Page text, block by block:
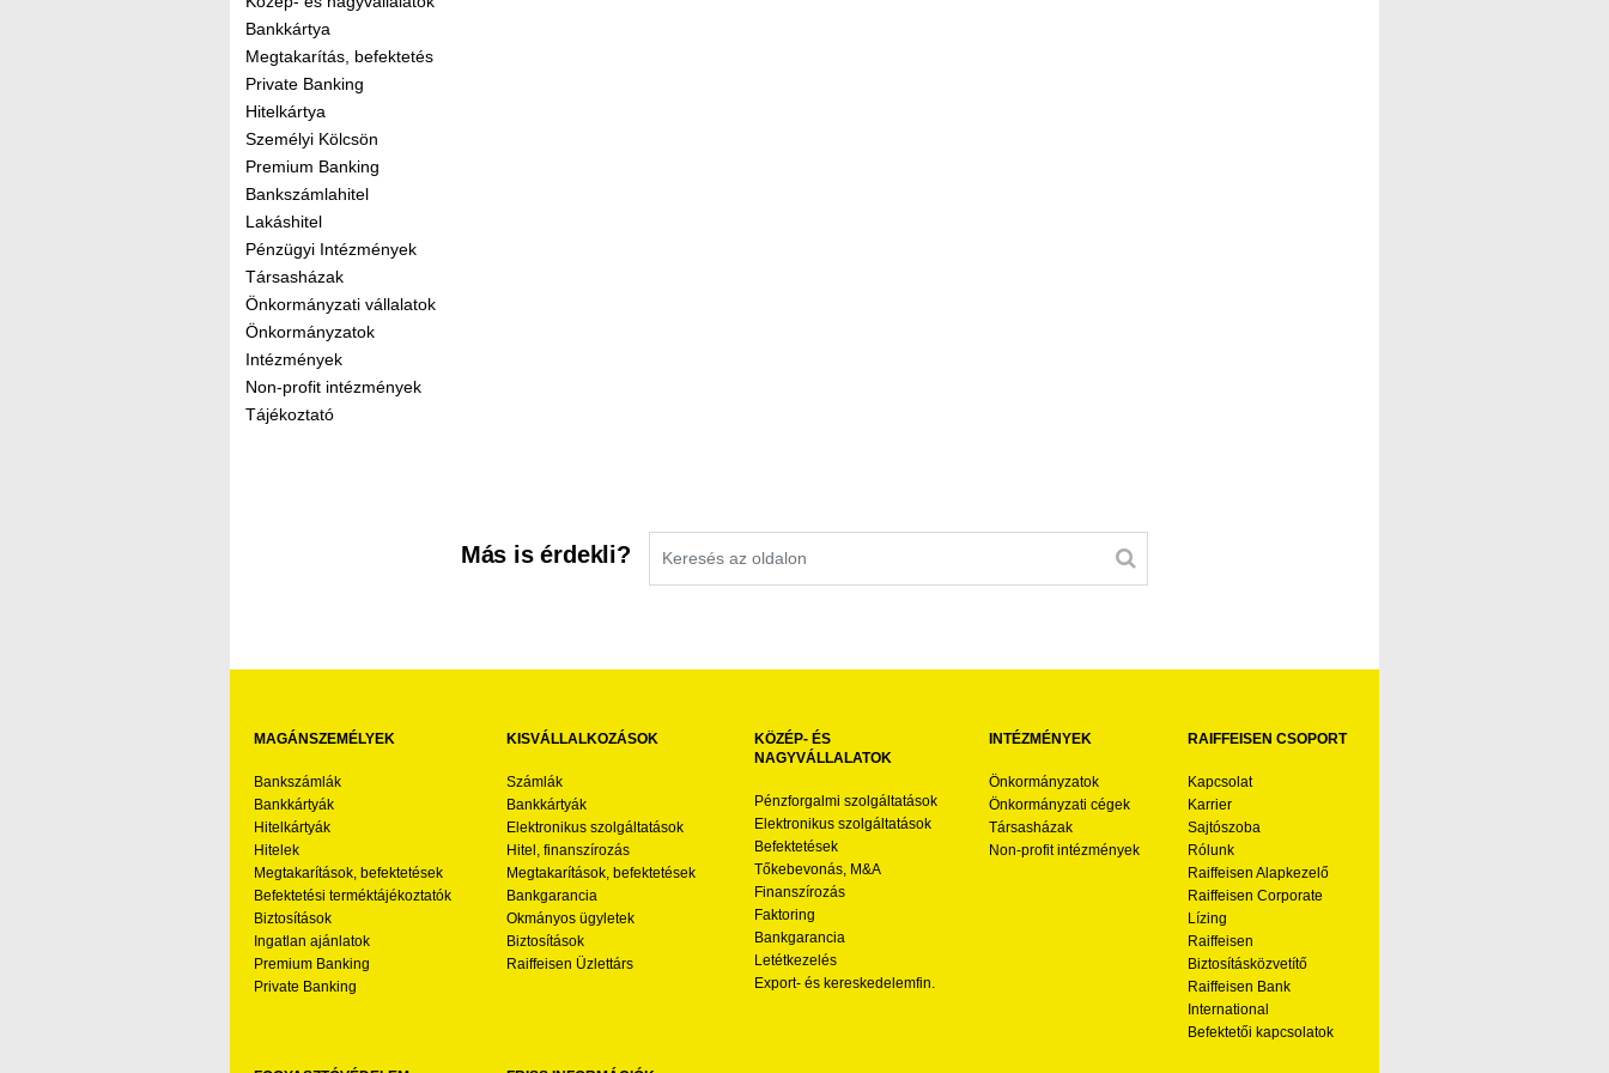
Bankkártya
Megtakarítás, befektetés
Private Banking
Hitelkártya
Személyi Kölcsön
Premium Banking
Bankszámlahitel
Lakáshitel
Pénzügyi Intézmények
Társasházak
Önkormányzati vállalatok
Önkormányzatok
Intézmények
Non-profit intézmények
Tájékoztató
Más is érdekli?
MAGÁNSZEMÉLYEK
Bankszámlák
Bankkártyák
Hitelkártyák
Hitelek
Megtakarítások, befektetések
Befektetési terméktájékoztatók
Biztosítások
Ingatlan ajánlatok
Premium Banking
Private Banking
KISVÁLLALKOZÁSOK
Számlák
Bankkártyák
Elektronikus szolgáltatások
Hitel, finanszírozás
Megtakarítások, befektetések
Bankgarancia
Okmányos ügyletek
Biztosítások
Raiffeisen Üzlettárs
KÖZÉP- ÉS
NAGYVÁLLALATOK
Pénzforgalmi szolgáltatások
Elektronikus szolgáltatások
Befektetések
Tőkebevonás, M&A
Finanszírozás
Faktoring
Bankgarancia
Letétkezelés
Export- és kereskedelemfin.
INTÉZMÉNYEK
Önkormányzatok
Önkormányzati cégek
Társasházak
Non-profit intézmények
RAIFFEISEN CSOPORT
Kapcsolat
Karrier
Sajtószoba
Rólunk
Raiffeisen Alapkezelő
Raiffeisen Corporate
Lízing
Raiffeisen
Biztosításközvetítő
Raiffeisen Bank
International
Befektetői kapcsolatok